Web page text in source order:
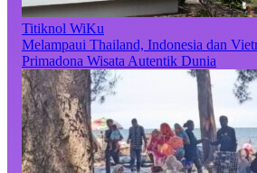
Titiknol WiKu
Melampaui Thailand, Indonesia dan
Primadona Wisata Autentik Dunia